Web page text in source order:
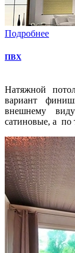
Подробнее
ПВХ
Натяжной
вариант
внешнему
сатиновые, а по